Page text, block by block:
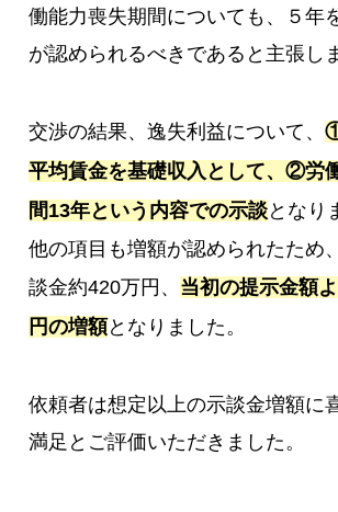
働能力喪失期間についても、５年
が認められるべきであると主張し
交渉の結果、逸失利益について、
平均賃金を基礎収入として、②労
間13年という内容での示談となり
他の項目も増額が認められたため
談金約420万円、 当初の提示金額
円の増額となりました。
依頼者は想定以上の示談金増額に
満足とご評価いただきました。